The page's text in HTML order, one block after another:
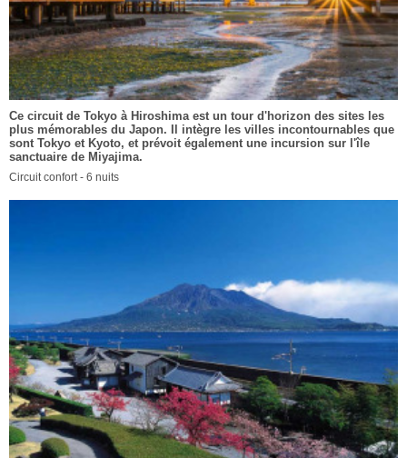
Ce circuit de Tokyo à Hiroshima est un tour d'horizon des sites les
plus mémorables du Japon. Il intègre les villes incontournables que
sont Tokyo et Kyoto, et prévoit également une incursion sur l'île
sanctuaire de Miyajima.
Circuit confort - 6 nuits